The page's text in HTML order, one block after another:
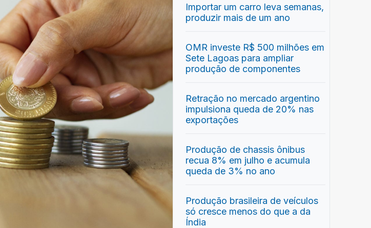
Importar um carro leva semanas,
produzir mais de um ano
OMR investe R$ 500 milhões em
Sete Lagoas para ampliar
produção de componentes
Retração no mercado argentino
impulsiona queda de 20% nas
exportações
Produção de chassis ônibus
recua 8% em julho e acumula
queda de 3% no ano
Produção brasileira de veículos
só cresce menos do que a da
Índia